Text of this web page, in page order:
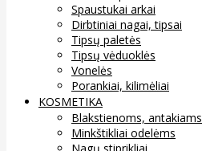
Spaustukai arkai
Dirbtiniai nagai, tipsai
Tipsų paletės
Tipsų vėduoklės
Vonelės
Porankiai, kilimėliai
KOSMETIKA
Blakstienoms, antakiams
Minkštikliai odelėms
Nagų stiprikliai